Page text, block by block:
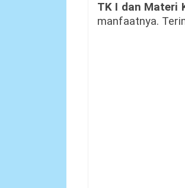
TK I dan Materi
manfaatnya.